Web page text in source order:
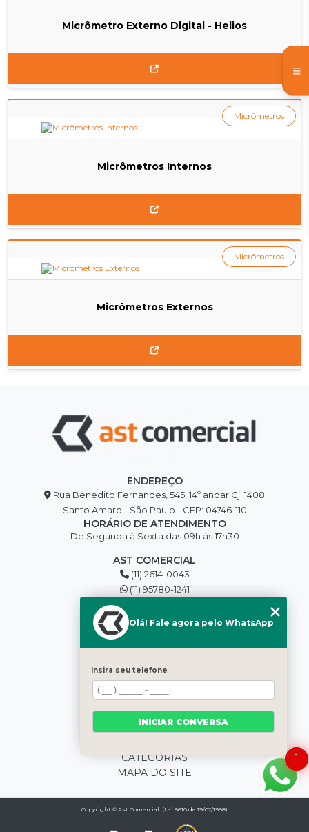
Micrômetro Externo Digital - Helios
Micrômetros Internos
Micrômetros
Micrômetros Externos
Micrômetros
ENDEREÇO
Rua Benedito Fernandes, 545, 14º andar Cj. 1408
Santo Amaro - São Paulo - CEP: 04746-110
HORÁRIO DE ATENDIMENTO
De Segunda à Sexta das 09h às 17h30
AST COMERCIAL
(11) 2614-0043
(11) 95780-1241
edilson@asttools.com.br
SIGA-NOS
MENU
HOME
QUEM SOMOS
BLOG
PRODUTOS
CATEGORIAS
MAPA DO SITE
Copyright © Ast Comercial. (Lei 9610 de 19/02/1998)
1
Olá! Fale agora pelo WhatsApp
Insira seu telefone
INICIAR CONVERSA